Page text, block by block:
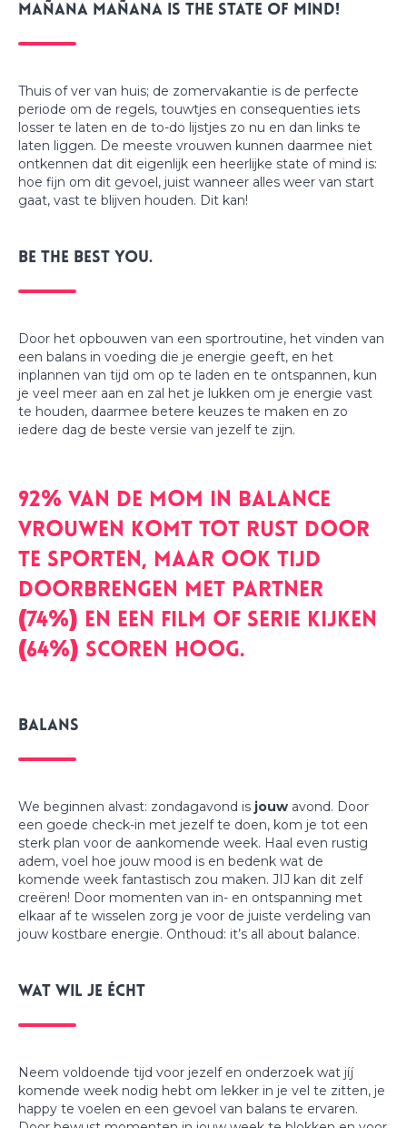
Mañana mañana is the state of mind!
Thuis of ver van huis; de zomervakantie is de perfecte
periode om de regels, touwtjes en consequenties iets
losser te laten en de to-do lijstjes zo nu en dan links te
laten liggen. De meeste vrouwen kunnen daarmee niet
ontkennen dat dit eigenlijk een heerlijke state of mind is:
hoe fijn om dit gevoel, juist wanneer alles weer van start
gaat, vast te blijven houden. Dit kan!
Be the best YOU.
Door het opbouwen van een sportroutine, het vinden van
een balans in voeding die je energie geeft, en het
inplannen van tijd om op te laden en te ontspannen, kun
je veel meer aan en zal het je lukken om je energie vast
te houden, daarmee betere keuzes te maken en zo
iedere dag de beste versie van jezelf te zijn.
92% van de Mom in Balance
vrouwen komt tot rust door
te sporten, maar ook tijd
doorbrengen met partner
(74%) en een film of serie kijken
(64%) scoren hoog.
Balans
We beginnen alvast: zondagavond is jouw avond. Door
een goede check-in met jezelf te doen, kom je tot een
sterk plan voor de aankomende week. Haal even rustig
adem, voel hoe jouw mood is en bedenk wat de
komende week fantastisch zou maken. JIJ kan dit zelf
creëren! Door momenten van in- en ontspanning met
elkaar af te wisselen zorg je voor de juiste verdeling van
jouw kostbare energie. Onthoud: it’s all about balance.
Wat wil je écht
Neem voldoende tijd voor jezelf en onderzoek wat jíj
komende week nodig hebt om lekker in je vel te zitten, je
happy te voelen en een gevoel van balans te ervaren.